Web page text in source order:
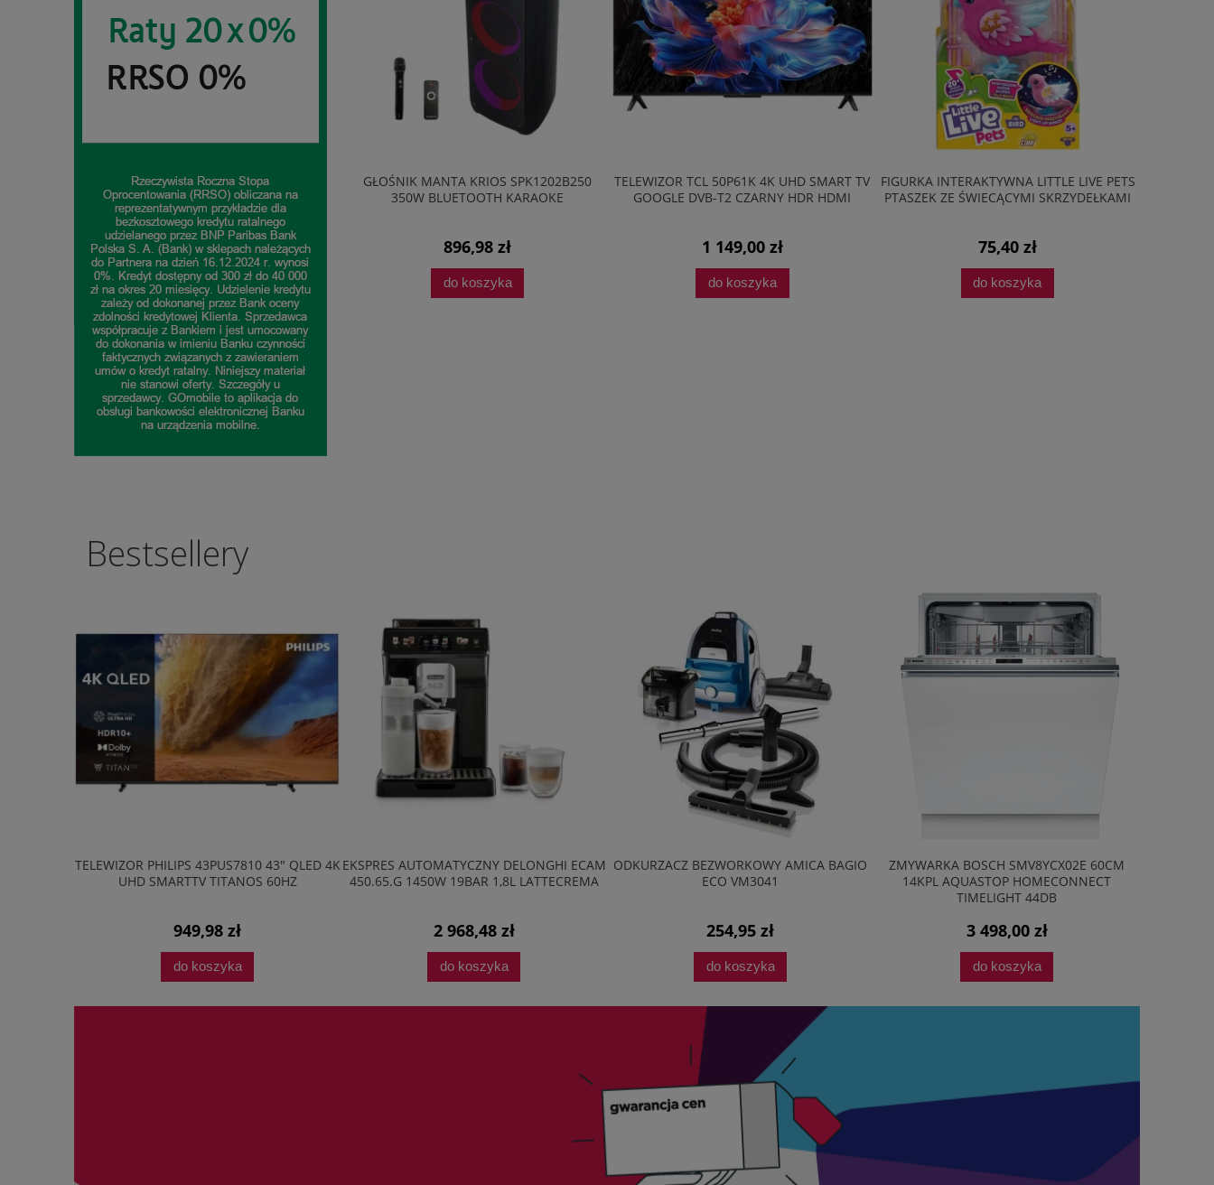
EKSPRES AUTOMATYCZNY DELONGHI
ECAM290.81.TB 1450W 1,8L 15BAR
1 718,95 zł
do koszyka
GŁOŚNIK MANTA KRIOS SPK1202B250
350W BLUETOOTH KARAOKE
896,98 zł
do koszyka
TELEWIZOR TCL 50P61K 4K UHD SMART TV
GOOGLE DVB-T2 CZARNY HDR HDMI
1 149,00 zł
do koszyka
FIGURKA INTERAKTYWNA LITTLE LIVE PETS
PTASZEK ZE ŚWIECĄCYMI SKRZYDEŁKAMI
75,40 zł
do koszyka
Bestsellery
TELEWIZOR PHILIPS 43PUS7810 43" QLED 4K
UHD SMARTTV TITANOS 60HZ
949,98 zł
do koszyka
EKSPRES AUTOMATYCZNY DELONGHI ECAM
450.65.G 1450W 19BAR 1,8L LATTECREMA
2 968,48 zł
do koszyka
ODKURZACZ BEZWORKOWY AMICA BAGIO
ECO VM3041
254,95 zł
do koszyka
ZMYWARKA BOSCH SMV8YCX02E 60CM
14KPL AQUASTOP HOMECONNECT
TIMELIGHT 44DB
3 498,00 zł
do koszyka